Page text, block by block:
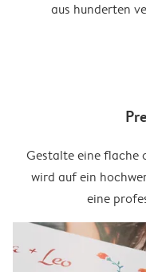
aus hunderten
Gestalte eine flache
wird auf ein
eine